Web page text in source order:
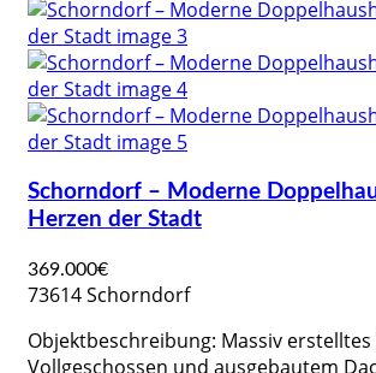
Schorndorf – Moderne
Herzen der Stadt
369.000€
73614 Schorndorf
Objektbeschreibung: Massiv
Vollgeschossen und ausgebautem